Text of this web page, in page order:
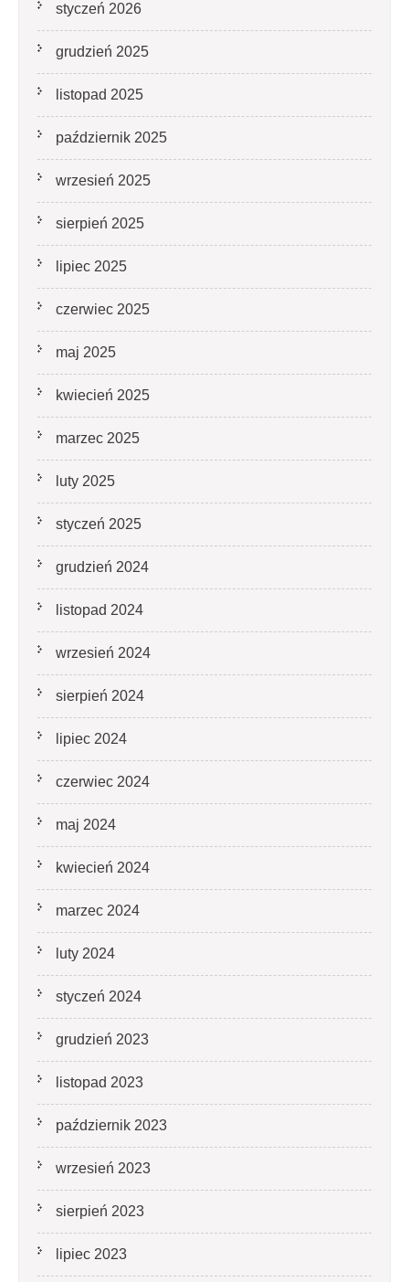
styczeń 2026
grudzień 2025
listopad 2025
październik 2025
wrzesień 2025
sierpień 2025
lipiec 2025
czerwiec 2025
maj 2025
kwiecień 2025
marzec 2025
luty 2025
styczeń 2025
grudzień 2024
listopad 2024
wrzesień 2024
sierpień 2024
lipiec 2024
czerwiec 2024
maj 2024
kwiecień 2024
marzec 2024
luty 2024
styczeń 2024
grudzień 2023
listopad 2023
październik 2023
wrzesień 2023
sierpień 2023
lipiec 2023